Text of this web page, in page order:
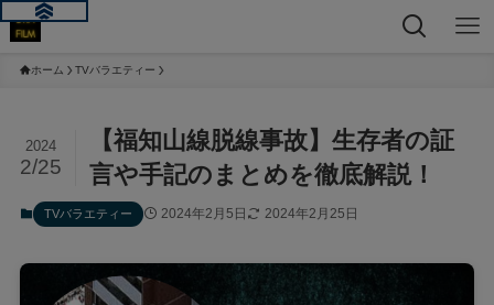
ホーム TVバラエティー
【福知山線脱線事故】生存者の証
言や手記のまとめを徹底解説！
2024
2/25
TVバラエティー 2024年2月5日 2024年2月25日